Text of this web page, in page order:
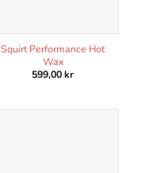
Squirt Performance Hot
Wax
599,00kr